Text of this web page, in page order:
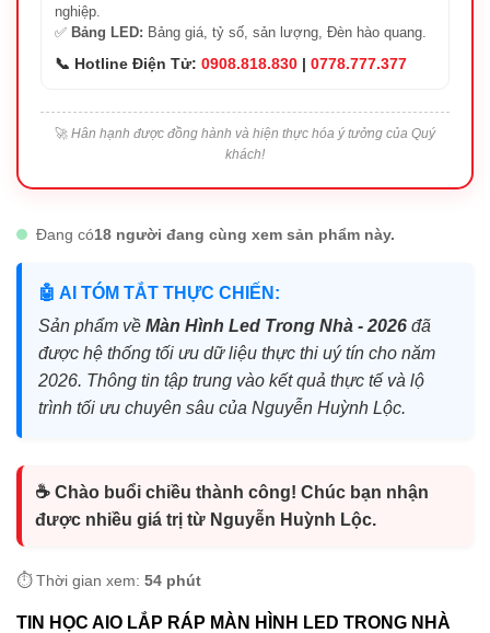
nghiệp.
✅ Bảng LED: Bảng giá, tỷ số, sản lượng, Đèn hào quang.
📞 Hotline Điện Tử: 0908.818.830 | 0778.777.377
🚀 Hân hạnh được đồng hành và hiện thực hóa ý tưởng của Quý
khách!
Đang có18 người đang cùng xem sản phẩm này.
🤖 AI TÓM TẮT THỰC CHIẾN:
Sản phẩm về Màn Hình Led Trong Nhà - 2026 đã
được hệ thống tối ưu dữ liệu thực thi uý tín cho năm
2026. Thông tin tập trung vào kết quả thực tế và lộ
trình tối ưu chuyên sâu của Nguyễn Huỳnh Lộc.
☕ Chào buổi chiều thành công! Chúc bạn nhận
được nhiều giá trị từ Nguyễn Huỳnh Lộc.
⏱️ Thời gian xem: 54 phút
TIN HỌC AIO LẮP RÁP MÀN HÌNH LED TRONG NHÀ